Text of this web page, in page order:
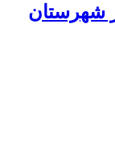
شهرستان